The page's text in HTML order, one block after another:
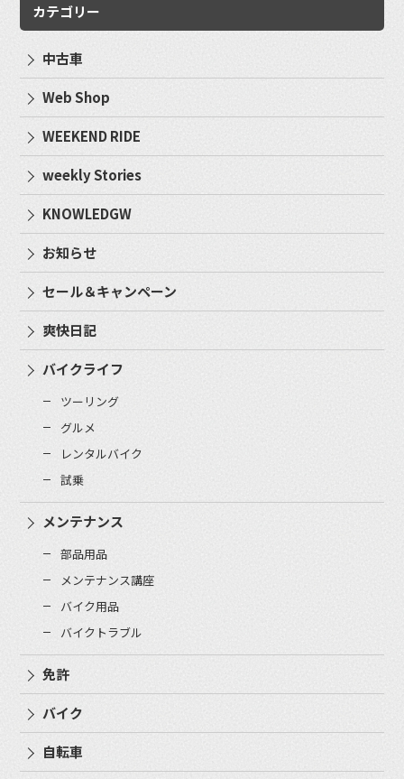
カテゴリー
中古車
Web Shop
WEEKEND RIDE
weekly Stories
KNOWLEDGW
お知らせ
セール＆キャンペーン
爽快日記
バイクライフ
ツーリング
グルメ
レンタルバイク
試乗
メンテナンス
部品用品
メンテナンス講座
バイク用品
バイクトラブル
免許
バイク
自転車